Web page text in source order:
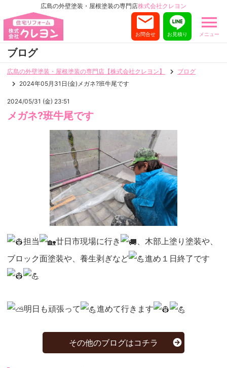
広島の外壁塗装・屋根塗装の専門店株式会社クレヨン
メニュー
お見積り
お問合せ
ブログ
広島の外壁塗装・屋根塗装の専門店【株式会社クレヨン】
ブログ
2024年05月31日(金)メガネ?️班牛尾です
2024/05/31 (金) 23:51
メガネ?️班牛尾です
担当 廿日市現場に行き
、木部上塗り塗装や、
ブロック面塗装や、養生剥ぎなど
進め１日終了です
明日も頑張って 進めて行きます
その他のブログはコチラ